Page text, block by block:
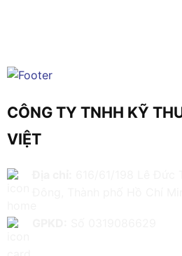
CÔNG TY TNHH KỸ
VIỆT